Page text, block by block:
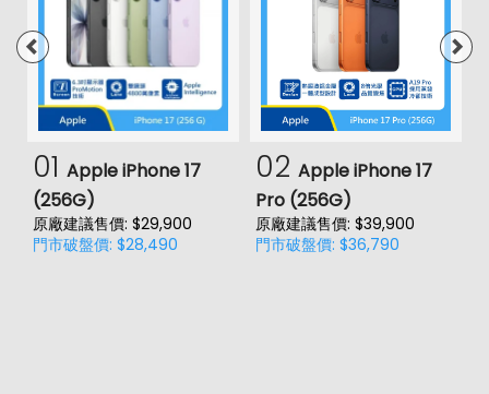
01 Apple iPhone 17
(256G)
原廠建議售價: $29,900
門市破盤價: $28,490
02 Apple iPhone 17
Pro (256G)
原廠建議售價: $39,900
門市破盤價: $36,790